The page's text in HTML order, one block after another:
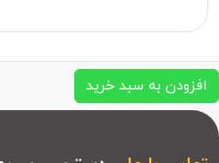
افزودن به سبد خرید